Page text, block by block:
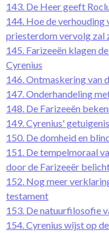
143. De Heer geeft
144. Hoe de verhouding
priesterdom vervolg zal
145. Farizeeën klagen
Cyrenius
146. Ontmaskering van
147. Onderhandeling
148. De Farizeeën
149. Cyrenius'
150. De domheid en
151. De tempelmoraal
door de Farizeeër
152. Nog meer
testament
153. De natuurfilosofie
154. Cyrenius wijst op